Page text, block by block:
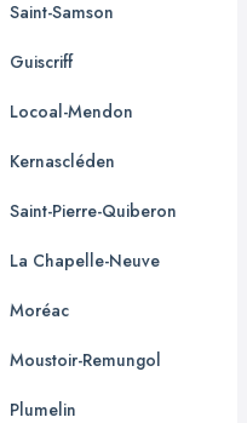
Saint-Samson
Guiscriff
Locoal-Mendon
Kernascléden
Saint-Pierre-Quiberon
La Chapelle-Neuve
Moréac
Moustoir-Remungol
Plumelin